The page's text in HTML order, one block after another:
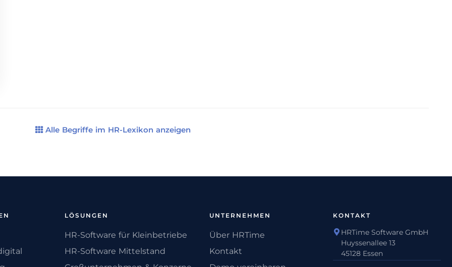
Alle Begriffe im HR-Lexikon anzeigen
LÖSUNGEN
HR-Software für Kleinbetriebe
HR-Software Mittelstand
UNTERNEHMEN
Über HRTime
Kontakt
KONTAKT
HRTime Software GmbH
Huyssenallee 13
45128 Essen